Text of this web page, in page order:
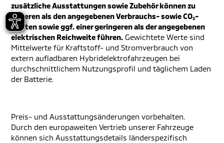
zusätzliche Ausstattungen sowie Zubehör können zu
höheren als den angegebenen Verbrauchs- sowie CO₂-
Werten sowie ggf. einer geringeren als der angegebenen
elektrischen Reichweite führen. Gewichtete Werte sind
Mittelwerte für Kraftstoff- und Stromverbrauch von
extern aufladbaren Hybridelektrofahrzeugen bei
durchschnittlichem Nutzungsprofil und täglichem Laden
der Batterie.
Preis- und Ausstattungsänderungen vorbehalten.
Durch den europaweiten Vertrieb unserer Fahrzeuge
können sich Ausstattungsdetails länderspezifisch